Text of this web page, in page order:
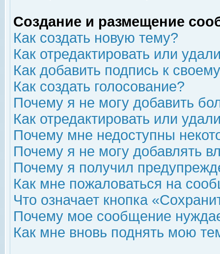
Создание и размещение
Как создать новую тему?
Как отредактировать или
Как добавить подпись к
Как создать голосование?
Почему я не могу добавить
Как отредактировать или
Почему мне недоступны
Почему я не могу добавлять
Почему я получил
Как мне пожаловаться на
Что означает кнопка
Почему мое сообщение
Как мне вновь поднять мою